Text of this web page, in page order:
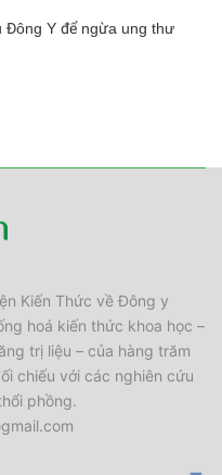
Đông Y để ngừa ung thư
Kiến Thức về Đông y
hoá kiến thức khoa học –
trị liệu – của hàng trăm
chiếu với các nghiên cứu
phồng.